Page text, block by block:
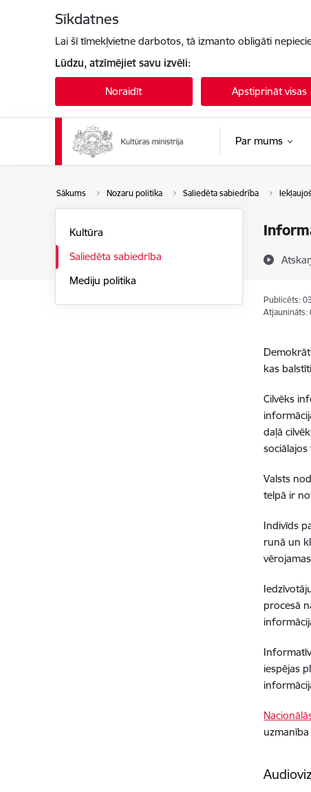
Sīkdatnes
Lai šī tīmekļvietne darbotos, tā izmanto obligāti
Lūdzu, atzīmējiet savu izvēli:
Noraidīt Apstiprināt visas
Par mums
Sākums Nozaru politika Saliedēta sabiedrība
Kultūra
Saliedēta sabiedrība
Mediju politika
Publicēts:
Atjaunināts:
kas
Cilvēks
daļā
sociālajos
Valsts
telpā ir
Indivīds
runā un
procesā
iespējas